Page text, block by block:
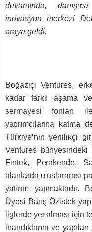
devamında,
inovasyon merkezi
araya geldi.
Boğaziçi Ventures,
kadar farklı aşama
sermayesi fonları
yatırımcılarına katma
Türkiye’nin yenilikçi
Ventures
Fintek, Perakende,
alanlarda uluslararası
yatırım yapmaktadır.
Üyesi Barış Özistek
liglerde yer alması için
inandıklarını ve